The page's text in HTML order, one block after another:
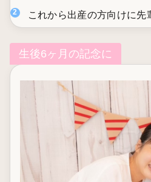
これから出産の方向けに先
生後6ヶ月の記念に